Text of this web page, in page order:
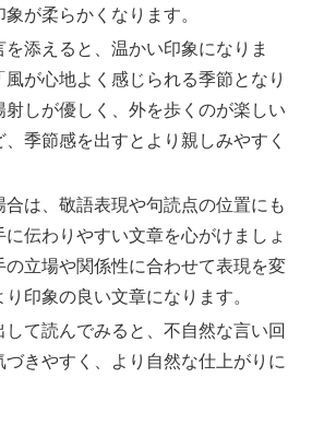
が柔らかくなります。
を添えると、温かい印象になりま
が心地よく感じられる季節となり
射しが優しく、外を歩くのが楽しい
季節感を出すとより親しみやすく
合は、敬語表現や句読点の位置にも
伝わりやすい文章を心がけましょ
の立場や関係性に合わせて表現を変
り印象の良い文章になります。
して読んでみると、不自然な言い回
づきやすく、より自然な仕上がりに